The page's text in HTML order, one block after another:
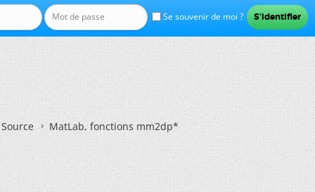
Se souvenir de moi ?
MatLab, fonctions mm2dp*